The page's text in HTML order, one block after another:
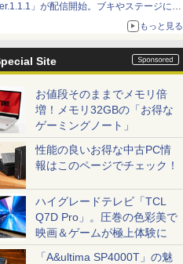
」が配信開始。ブキやステージに関
もっと見る
Site
お値段そのままでメモリ倍
増！メモリ32GBの「お得な
ゲーミングノート」
性能の良いお得な中古PC情
報はこのページでチェック！
ハイグレードテレビ「TCL
Q7D Pro」。圧巻の色彩美で
映画＆ゲームが極上体験に
「A&ultima SP4000T」の魅